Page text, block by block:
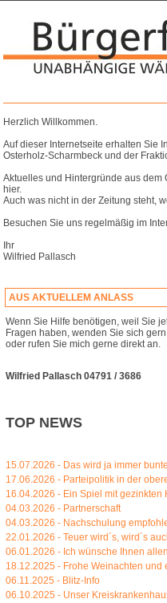
Herzlich Willkommen.
Auf dieser Internetseite erhalten Sie
Osterholz-Scharmbeck und der
Aktuelles und Hintergründe aus dem
hier.
Auch was nicht in der Zeitung steht,
Besuchen Sie uns regelmäßig im
Ihr
Wilfried Pallasch
AUS AKTUELLEM ANLASS
Wenn Sie Hilfe benötigen, weil Sie
Fragen haben, wenden Sie sich
oder rufen Sie mich gerne direkt an.
Wilfried Pallasch 04791 / 3686
TOP NEWS
15.07.2026 - Das wird ja immer
17.06.2026 - Parteipolitik in der
16.04.2026 - Ein Spiel mit gezinkten
04.03.2026 - Partnerschaft
04.03.2026 - Nachschulung
22.01.2026 - Teuer wird´s, wird´s
06.01.2026 - Ich wünsche Ihnen
18.12.2025 - Frohe Weinachten und
06.11.2025 - Blitz-Info
06.10.2025 - Unser